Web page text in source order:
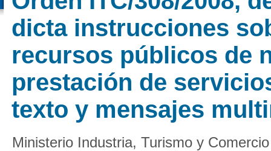
dicta instrucciones
recursos públicos de
prestación de
texto y mensajes
Ministerio Industria, Turismo y Comercio